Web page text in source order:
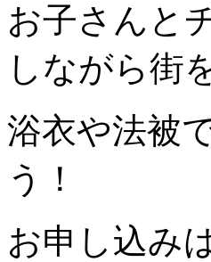
お子さんと
しながら街
浴衣や法被
う！
お申し込み